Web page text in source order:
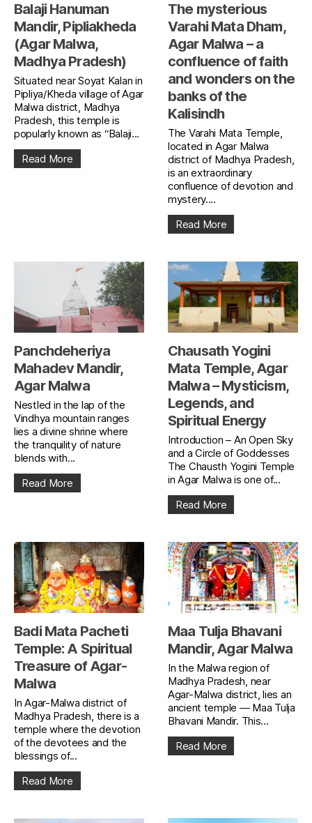
Balaji Hanuman
Mandir, Pipliakheda
(Agar Malwa,
Madhya Pradesh)
Situated near Soyat Kalan in
Pipliya/Kheda village of Agar
Malwa district, Madhya
Pradesh, this temple is
popularly known as “Balaji...
Read More
The mysterious
Varahi Mata Dham,
Agar Malwa – a
confluence of faith
and wonders on the
banks of the
Kalisindh
The Varahi Mata Temple,
located in Agar Malwa
district of Madhya Pradesh,
is an extraordinary
confluence of devotion and
mystery....
Read More
Panchdeheriya
Mahadev Mandir,
Agar Malwa
Nestled in the lap of the
Vindhya mountain ranges
lies a divine shrine where
the tranquility of nature
blends with...
Read More
Chausath Yogini
Mata Temple, Agar
Malwa – Mysticism,
Legends, and
Spiritual Energy
Introduction – An Open Sky
and a Circle of Goddesses
The Chausth Yogini Temple
in Agar Malwa is one of...
Read More
Badi Mata Pacheti
Temple: A Spiritual
Treasure of Agar-
Malwa
In Agar-Malwa district of
Madhya Pradesh, there is a
temple where the devotion
of the devotees and the
blessings of...
Read More
Maa Tulja Bhavani
Mandir, Agar Malwa
In the Malwa region of
Madhya Pradesh, near
Agar-Malwa district, lies an
ancient temple — Maa Tulja
Bhavani Mandir. This...
Read More